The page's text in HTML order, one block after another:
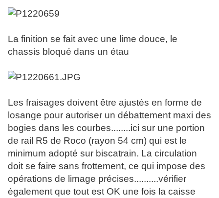
La finition se fait avec une lime douce, le
chassis bloqué dans un étau
Les fraisages doivent être ajustés en forme de
losange pour autoriser un débattement maxi des
bogies dans les courbes........ici sur une portion
de rail R5 de Roco (rayon 54 cm) qui est le
minimum adopté sur biscatrain. La circulation
doit se faire sans frottement, ce qui impose des
opérations de limage précises..........vérifier
également que tout est OK une fois la caisse